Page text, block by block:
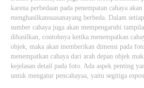
karena perbedaan pada penempatan cahaya akan
menghasilkansuasanayang berbeda. Dalam
sumber cahaya juga akan mempengaruhi
dihasilkan, contohnya ketika menempatkan
objek, maka akan memberikan dimensi pada
menempatkan cahaya dari arah depan objek
kejelasan detail pada foto. Ada aspek penting
untuk mengatur pencahayaa, yaitu segitiga